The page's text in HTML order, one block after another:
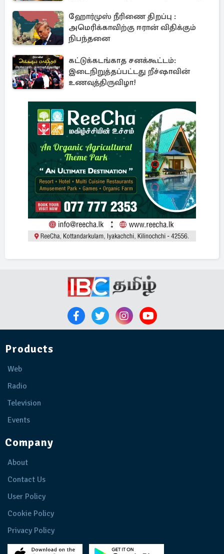
ஹோர்முஸ் நீரிணை திறப்பு :
அமெரிக்காவிற்கு ஈரான் விதிக்கும்
நிபந்தனை
கட்டுக்கடங்காத சனக்கூட்டம்:
இடைநிறுத்தப்பட்டது றீச்ஷாவின்
உணவுத்திருவிழா!
Products
Web
Radio
Television
Events
Company
About
Contact Us
User Policy
Cookie Policy
Privacy Policy